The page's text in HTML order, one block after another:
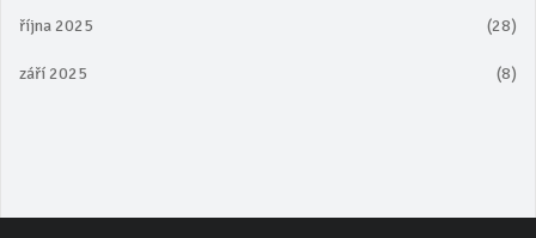
října 2025 (28)
září 2025 (8)